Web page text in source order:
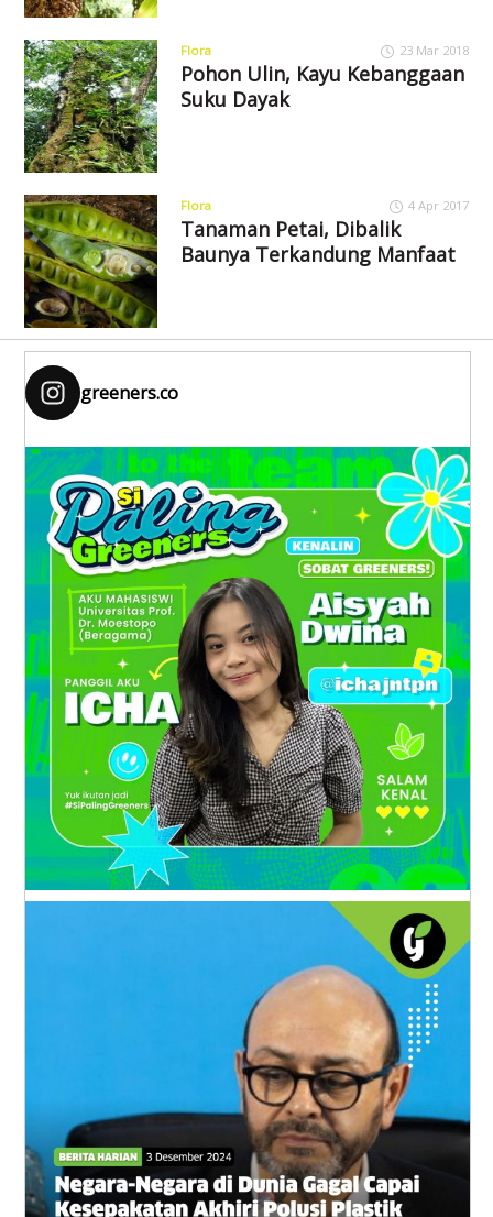
Flora 23 Mar 2018
Pohon Ulin, Kayu Kebanggaan
Suku Dayak
Flora 4 Apr 2017
Tanaman Petai, Dibalik
Baunya Terkandung Manfaat
greeners.co